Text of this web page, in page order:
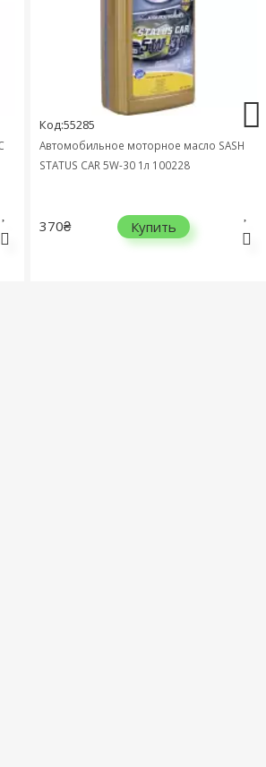
Код:55285
Автомобильное моторное масло SASH
STATUS CAR 5W-30 1л 100228
370₴ Купить